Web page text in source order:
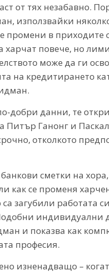
от тях незабавно.
използвайки
промени в приходите
харчат повече, но
може да ги
на кредитирането
добри данни, те
Питър Ганонг и
отколкото
сметки на
как се променя
загубили работата
индивидуални
и показва как
професия.
изненадващо –